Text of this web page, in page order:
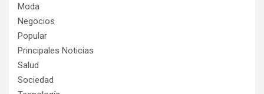
Moda
Negocios
Popular
Principales Noticias
Salud
Sociedad